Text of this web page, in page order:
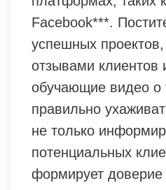
Facebook***.
успешных
отзывами клиентов
обучающие видео о
правильно
не только
потенциальных
формирует